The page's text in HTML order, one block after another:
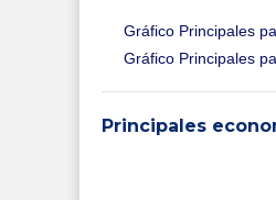
Gráfico Principales
Gráfico Principales
Principales